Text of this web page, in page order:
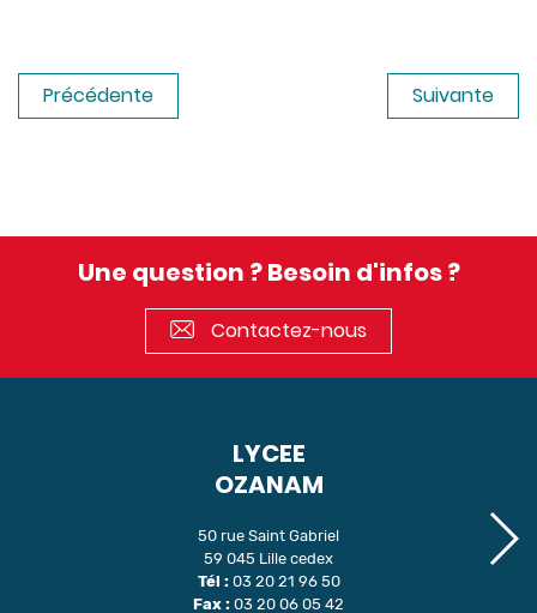
Précédente Suivante
Une question ? Besoin d'infos ?
Contactez-nous
LYCEE
OZANAM
50 rue Saint Gabriel
59 045 Lille cedex
Tél : 03 20 21 96 50
Fax : 03 20 06 05 42